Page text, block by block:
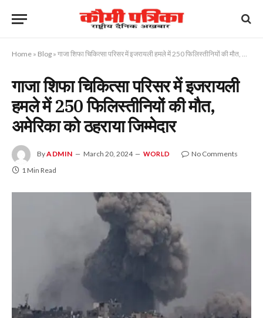
Home » Blog » गाजा शिफा चिकित्सा परिसर में इजरायली हमले में 250 फिलिस्तीनियों की मौत, अमेरिका को ठहराया जिम्मेदार
गाजा शिफा चिकित्सा परिसर में इजरायली
हमले में 250 फिलिस्तीनियों की मौत,
अमेरिका को ठहराया जिम्मेदार
ByADMIN March 20, 2024 WORLD
No Comments
1 Min Read